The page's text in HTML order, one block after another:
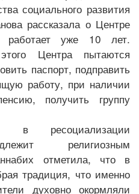
социального развития
рассказала о Центре
работает уже 10 лет.
Центра пытаются
паспорт, подправить
работу, при наличии
получить группу
в ресоциализации
религиозным
отметила, что в
традиция, что именно
духовно окормляли